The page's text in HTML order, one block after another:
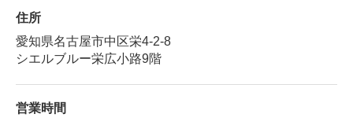
住所
愛知県名古屋市中区栄4-2-8
シエルブルー栄広小路9階
営業時間